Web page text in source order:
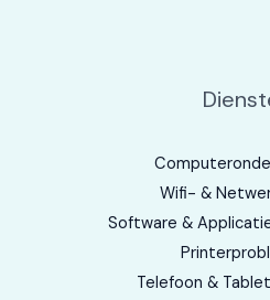
Wifi- &
Software &
Telefoon &